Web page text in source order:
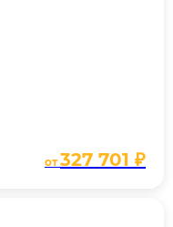
от327 701 ₽